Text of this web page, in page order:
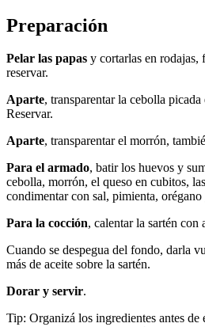
Preparación
Pelar las papas y cortarlas en
reservar.
Aparte, transparentar la cebolla picada
Reservar.
Aparte, transparentar el morrón,
Para el armado, batir los huevos y
cebolla, morrón, el queso en cubitos,
condimentar con sal, pimienta,
Para la cocción, calentar la sartén con
Cuando se despegua del fondo, darla
más de aceite sobre la sartén.
Dorar y servir.
Tip: Organizá los ingredientes antes de